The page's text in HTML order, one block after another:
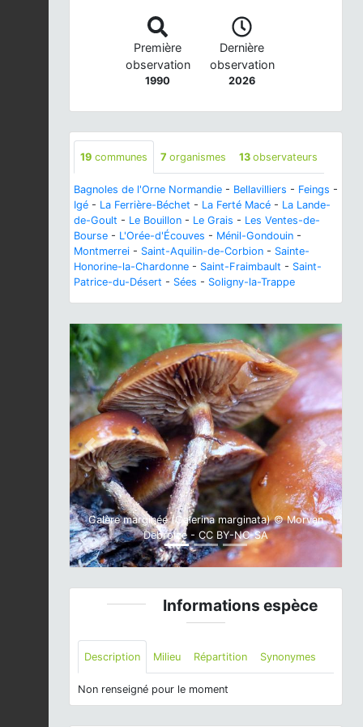
Première
observation
1990
Dernière
observation
2026
19 communes 7 organismes 13 observateurs
Bagnoles de l'Orne Normandie - Bellavilliers - Feings -
Igé - La Ferrière-Béchet - La Ferté Macé - La Lande-
de-Goult - Le Bouillon - Le Grais - Les Ventes-de-
Bourse - L'Orée-d'Écouves - Ménil-Gondouin -
Montmerrei - Saint-Aquilin-de-Corbion - Sainte-
Honorine-la-Chardonne - Saint-Fraimbault - Saint-
Patrice-du-Désert - Sées - Soligny-la-Trappe
Galère marginée (Galerina marginata) © Morvan
Debroize - CC BY-NC-SA
Previous Next
Informations espèce
Description Milieu Répartition Synonymes
Non renseigné pour le moment